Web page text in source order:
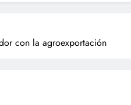
con la agroexportación